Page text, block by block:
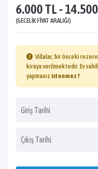
6.000 TL -
(GECELIK FIYAT ARALIĞI)
Villalar, bir önceki
kiraya verilmektedir. Ev
yapmanız istenmez !